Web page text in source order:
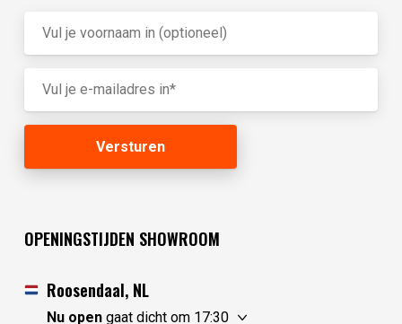
OPENINGSTIJDEN SHOWROOM
Roosendaal, NL
Nu opengaat dicht om 17:30